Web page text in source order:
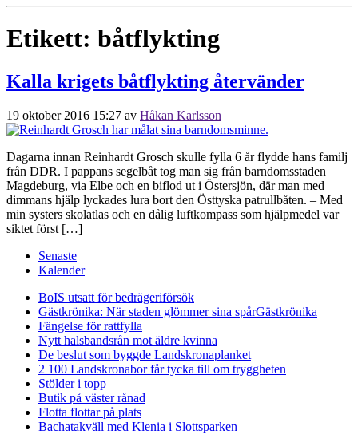
Etikett: båtflykting
Kalla krigets båtflykting återvänder
19 oktober 2016 15:27 av Håkan Karlsson
Dagarna innan Reinhardt Grosch skulle fylla 6 år flydde hans familj
från DDR. I pappans segelbåt tog man sig från barndomsstaden
Magdeburg, via Elbe och en biflod ut i Östersjön, där man med
dimmans hjälp lyckades lura bort den Östtyska patrullbåten. – Med
min systers skolatlas och en dålig luftkompass som hjälpmedel var
siktet först […]
Senaste
Kalender
BoIS utsatt för bedrägeriförsök
Gästkrönika: När staden glömmer sina spårGästkrönika
Fängelse för rattfylla
Nytt halsbandsrån mot äldre kvinna
De beslut som byggde Landskronaplanket
2 100 Landskronabor får tycka till om tryggheten
Stölder i topp
Butik på väster rånad
Flotta flottar på plats
Bachatakväll med Klenia i Slottsparken